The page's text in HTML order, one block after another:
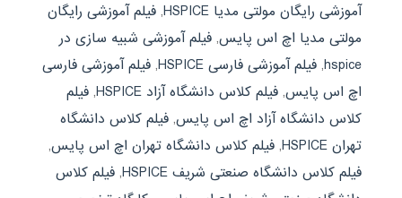
آموزشی رایگان مولتی مدیا HSPICE
, فیلم آموزشی رایگان
مولتی مدیا اچ اس پایس, فیلم آموزشی شبیه سازی در
hspice
, فیلم آموزشی فارسی HSPICE , فیلم آموزشی فارسی
اچ اس پایس, فیلم کلاس دانشگاه آزاد HSPICE , فیلم
کلاس دانشگاه آزاد اچ اس پایس, فیلم کلاس دانشگاه
تهران HSPICE
, فیلم کلاس دانشگاه تهران اچ اس پایس,
فیلم کلاس دانشگاه صنعتی شریف HSPICE
, فیلم کلاس